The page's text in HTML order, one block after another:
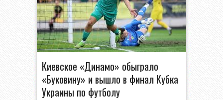
Киевское «Динамо» обыграло
«Буковину» и вышло в финал Кубка
Украины по футболу